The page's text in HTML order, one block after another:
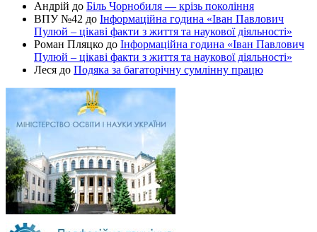
Андрій до Біль Чорнобиля — крізь покоління
ВПУ №42 до Інформаційна година «Іван Павлович
Пулюй – цікаві факти з життя та наукової діяльності»
Роман Пляцко до Інформаційна година «Іван Павлович
Пулюй – цікаві факти з життя та наукової діяльності»
Леся до Подяка за багаторічну сумлінну працю